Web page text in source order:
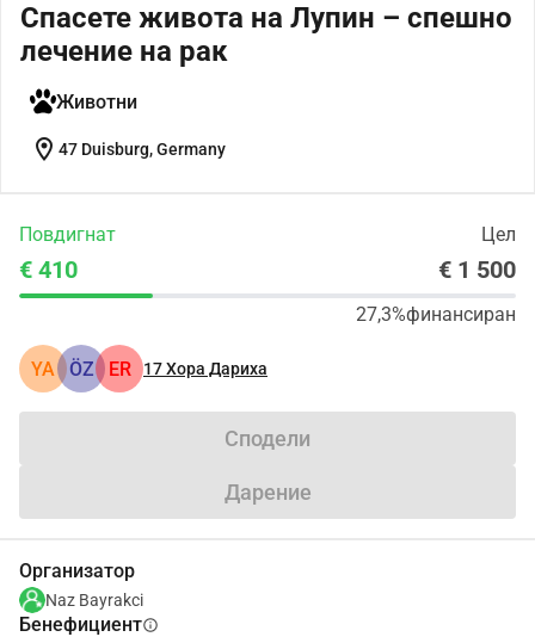
Спасете живота на Лупин – спешно
лечение на рак
Животни
location_on 47 Duisburg, Germany
Повдигнат Цел
€ 410 € 1 500
27,3%финансиран
YA ÖZ ER 17Хора Дариха
Сподели
Дарение
Организатор
Naz Bayrakci
Бенефициентinfo